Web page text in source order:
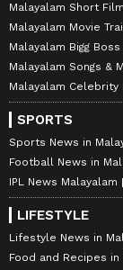
Malayalam Short
Malayalam Movie
Malayalam Bigg Boss
Malayalam Songs &
Malayalam Celebrity
SPORTS
Sports News in
Football News in
IPL News Malayalam
LIFESTYLE
Lifestyle News in
Food and Recipes in